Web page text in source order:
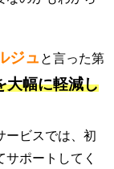
ジュ と言った第
大幅に軽減し
ービスでは、初
ポートしてく